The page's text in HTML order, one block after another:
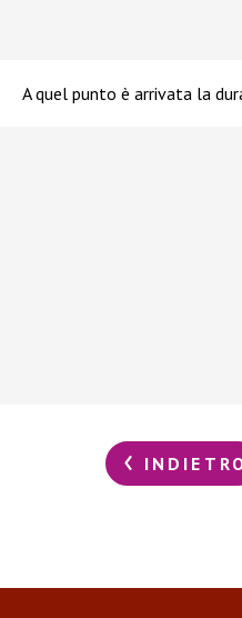
A quel punto è arrivata la